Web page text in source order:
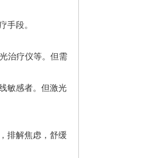
手段。
治疗仪等。但需
敏感者。但激光
排解焦虑，舒缓